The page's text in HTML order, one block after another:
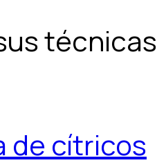
técnicas
de cítricos